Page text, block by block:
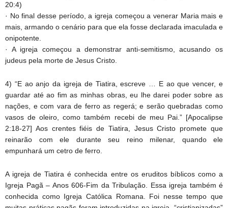
20:4)
· No final desse período, a igreja começou a venerar Maria mais e
mais, armando o cenário para que ela fosse declarada imaculada e
onipotente.
· A igreja começou a demonstrar anti-semitismo, acusando os
judeus pela morte de Jesus Cristo.
4) “E ao anjo da igreja de Tiatira, escreve … E ao que vencer, e
guardar até ao fim as minhas obras, eu lhe darei poder sobre as
nações, e com vara de ferro as regerá; e serão quebradas como
vasos de oleiro, como também recebi de meu Pai.” [Apocalipse
2:18-27] Aos crentes fiéis de Tiatira, Jesus Cristo promete que
reinarão com ele durante seu reino milenar, quando ele
empunhará um cetro de ferro.
A igreja de Tiatira é conhecida entre os eruditos bíblicos como a
Igreja Pagã – Anos 606-Fim da Tribulação. Essa igreja também é
conhecida como Igreja Católica Romana. Foi nesse tempo que